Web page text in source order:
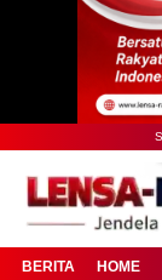
BERITA HOME